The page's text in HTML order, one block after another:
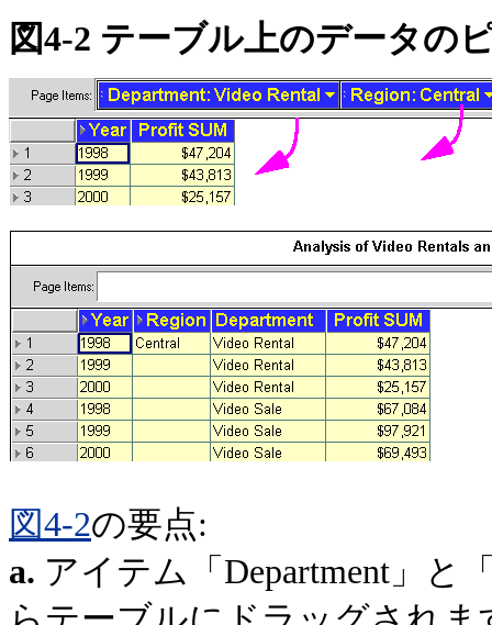
図4-2 テーブル上のデータの
図4-2の要点:
a. アイテム「Department」と